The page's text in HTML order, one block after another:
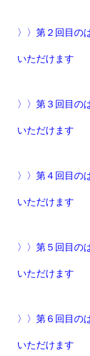
〉〉第２回目の
いただけます
〉〉第３回目の
いただけます
〉〉第４回目の
いただけます
〉〉第５回目の
いただけます
〉〉第６回目の
いただけます